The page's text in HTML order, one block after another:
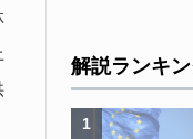
解説ランキ
1